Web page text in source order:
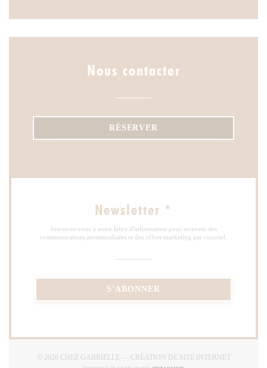
Nous contacter
RÉSERVER
Newsletter *
Inscrivez-vous à notre lettre d'information pour recevoir des
communications personnalisées et des offres marketing par courriel.
S'ABONNER
© 2026 CHEZ GABRIELLE — CRÉATION DE SITE INTERNET